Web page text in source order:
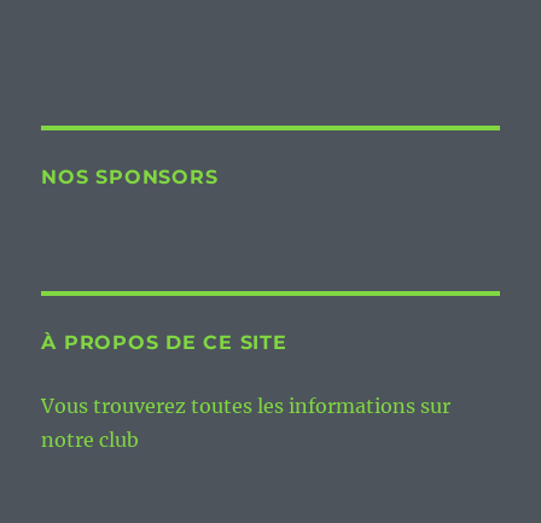
NOS SPONSORS
À PROPOS DE CE SITE
Vous trouverez toutes les informations sur
notre club